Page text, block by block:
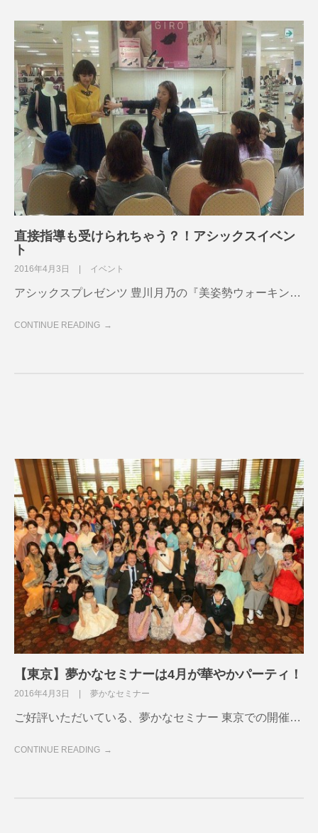
直接指導も受けられちゃう？！アシックスイベン
ト
2016年4月3日 イベント
アシックスプレゼンツ 豊川月乃の『美姿勢ウォーキン…
CONTINUE READING
【東京】夢かなセミナーは4月が華やかパーティ！
2016年4月3日 夢かなセミナー
ご好評いただいている、夢かなセミナー 東京での開催…
CONTINUE READING